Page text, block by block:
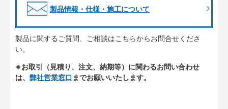
製品情報・仕様・施工について
製品に関するご質問、ご相談はこちらからお問合せくださ
い。
※お取引（見積り、注文、納期等）に関わるお問い合わせ
は、 弊社営業窓口 までお願いいたします。